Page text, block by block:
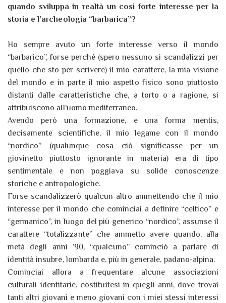
quando sviluppa in realtà un così forte interesse per la
storia e l’archeologia “barbarica”?
Ho sempre avuto un forte interesse verso il mondo
“barbarico”, forse perché (spero nessuno si scandalizzi per
quello che sto per scrivere) il mio carattere, la mia visione
del mondo e in parte il mio aspetto fisico sono piuttosto
distanti dalle caratteristiche che, a torto o a ragione, si
attribuiscono all’uomo mediterraneo.
Avendo però una formazione, e una forma mentis,
decisamente scientifiche, il mio legame con il mondo
“nordico” (qualunque cosa ciò significasse per un
giovinetto piuttosto ignorante in materia) era di tipo
sentimentale e non poggiava su solide conoscenze
storiche e antropologiche.
Forse scandalizzerò qualcun altro ammettendo che il mio
interesse per il mondo che cominciai a definire “celtico” e
“germanico”, in luogo del più generico “nordico”, assunse il
carattere “totalizzante” che ammetto avere quando, alla
metà degli anni ’90, “qualcuno” cominciò a parlare di
identità insubre, lombarda e, più in generale, padano-alpina.
Cominciai allora a frequentare alcune associazioni
culturali identitarie, costituitesi in quegli anni, dove trovai
tanti altri giovani e meno giovani con i miei stessi interessi